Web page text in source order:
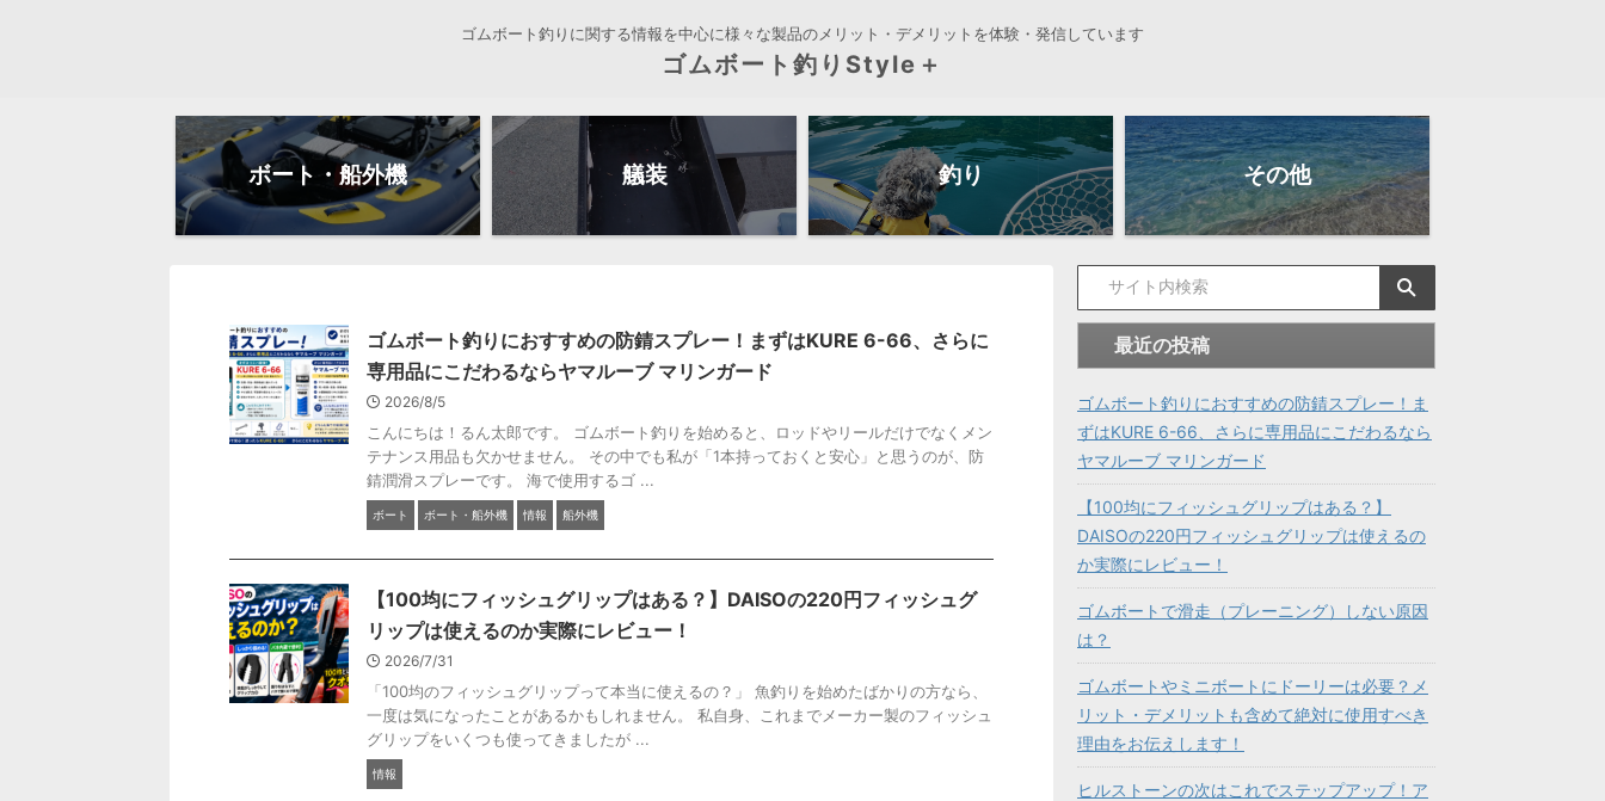
ゴムボート釣りに関する情報を中心に様々な製品のメリット・デメリットを体験・発信しています
ゴムボート釣りStyle＋
ボート・船外機 艤装 釣り その他
ゴムボート釣りにおすすめの防錆スプレー！まずはKURE 6-66、さらに
専用品にこだわるならヤマルーブ マリンガード
2026/8/5
こんにちは！るん太郎です。 ゴムボート釣りを始めると、ロッドやリールだけでなくメン
テナンス用品も欠かせません。 その中でも私が「1本持っておくと安心」と思うのが、防
錆潤滑スプレーです。 海で使用するゴ ...
ボート ボート・船外機 情報 船外機
【100均にフィッシュグリップはある？】DAISOの220円フィッシュグ
リップは使えるのか実際にレビュー！
2026/7/31
「100均のフィッシュグリップって本当に使えるの？」 魚釣りを始めたばかりの方なら、
一度は気になったことがあるかもしれません。 私自身、これまでメーカー製のフィッシュ
グリップをいくつも使ってきましたが ...
情報
最近の投稿
ゴムボート釣りにおすすめの防錆スプレー！ま
ずはKURE 6-66、さらに専用品にこだわるなら
ヤマルーブ マリンガード
【100均にフィッシュグリップはある？】
DAISOの220円フィッシュグリップは使えるの
か実際にレビュー！
ゴムボートで滑走（プレーニング）しない原因
は？
ゴムボートやミニボートにドーリーは必要？メ
リット・デメリットも含めて絶対に使用すべき
理由をお伝えします！
ヒルストーンの次はこれでステップアップ！ア